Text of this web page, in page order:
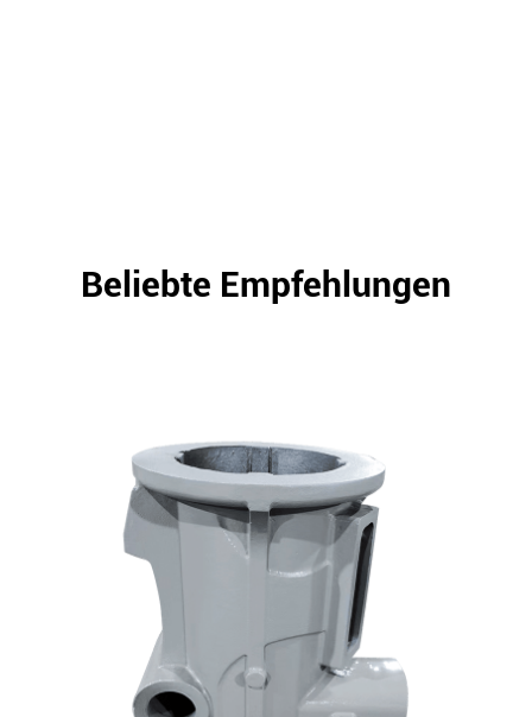
Beliebte Empfehlungen